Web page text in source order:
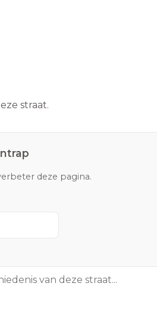
straat.
deze pagina.